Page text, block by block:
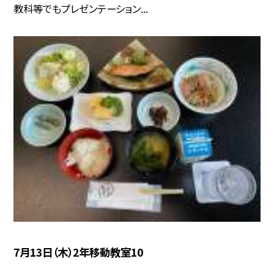
教科等でもプレゼンテーション...
7月13日（木）2年移動教室10